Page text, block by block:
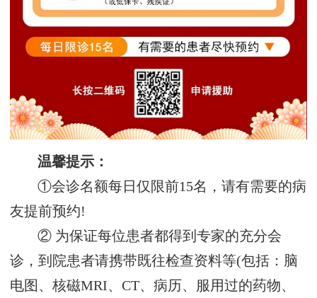
温馨提示：
①会诊名额每日仅限前15名，请有需要的病
友提前预约!
② 为保证每位患者都得到专家的充分会
诊，到院患者请携带既往检查资料等(包括：脑
电图、核磁MRI、CT、病历、服用过的药物、